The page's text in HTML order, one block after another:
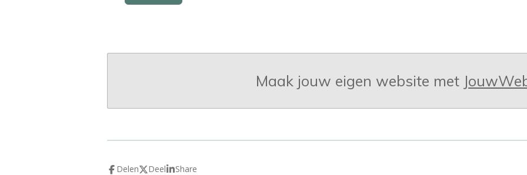
Maak jouw eigen website met
Delen Deel Share